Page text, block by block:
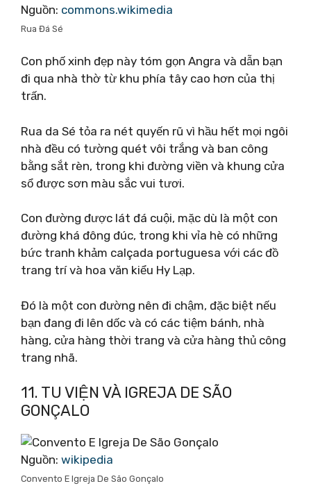
Nguồn: commons.wikimedia
Rua Đá Sé
Con phố xinh đẹp này tóm gọn Angra và dẫn bạn
đi qua nhà thờ từ khu phía tây cao hơn của thị
trấn.
Rua da Sé tỏa ra nét quyến rũ vì hầu hết mọi ngôi
nhà đều có tường quét vôi trắng và ban công
bằng sắt rèn, trong khi đường viền và khung cửa
sổ được sơn màu sắc vui tươi.
Con đường được lát đá cuội, mặc dù là một con
đường khá đông đúc, trong khi vỉa hè có những
bức tranh khảm calçada portuguesa với các đồ
trang trí và hoa văn kiểu Hy Lạp.
Đó là một con đường nên đi chậm, đặc biệt nếu
bạn đang đi lên dốc và có các tiệm bánh, nhà
hàng, cửa hàng thời trang và cửa hàng thủ công
trang nhã.
11. TU VIỆN VÀ IGREJA DE SÃO
GONÇALO
Nguồn: wikipedia
Convento E Igreja De São Gonçalo